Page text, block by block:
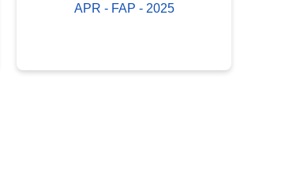
APR - FAP - 2025